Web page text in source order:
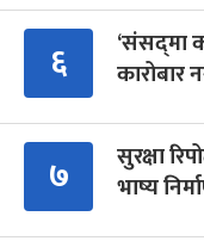
६
‘संसद्‍मा
कारोबार
७
सुरक्षा
भाष्य